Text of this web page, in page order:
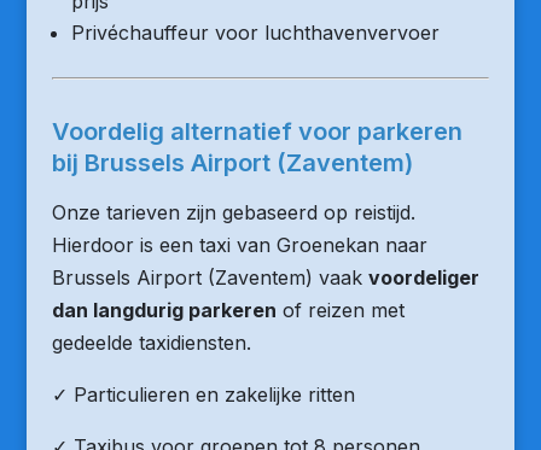
Privéchauffeur voor luchthavenvervoer
Voordelig alternatief voor parkeren
bij Brussels Airport (Zaventem)
Onze tarieven zijn gebaseerd op reistijd.
Hierdoor is een taxi van Groenekan naar
Brussels Airport (Zaventem) vaak voordeliger
dan langdurig parkeren of reizen met
gedeelde taxidiensten.
✓ Particulieren en zakelijke ritten